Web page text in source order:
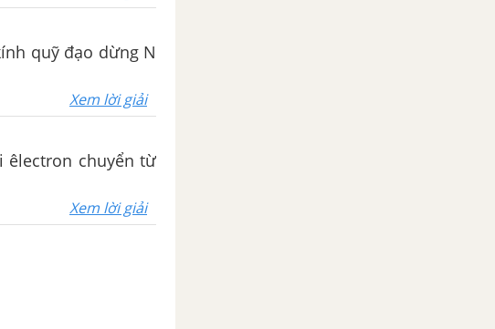
quỹ đạo dừng N
Xem lời giải
êlectron chuyển từ
Xem lời giải